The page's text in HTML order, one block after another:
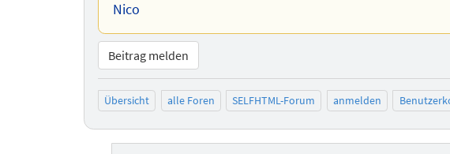
Nico
Beitrag melden
Übersicht alle Foren SELFHTML-Forum anmelden